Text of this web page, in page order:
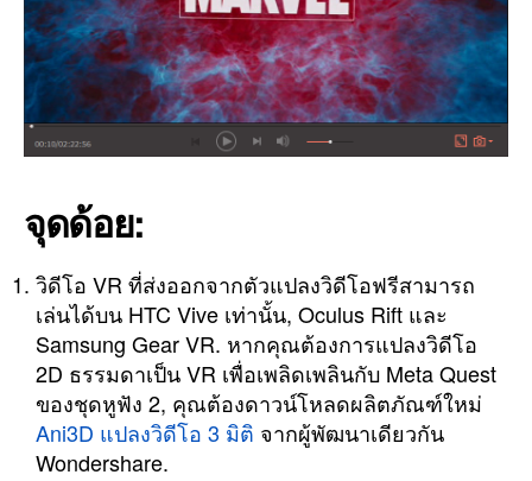
จุดด้อย:
วิดีโอ VR ที่ส่งออกจากตัวแปลงวิดีโอฟรีสามารถ
เล่นได้บน HTC Vive เท่านั้น, Oculus Rift และ
Samsung Gear VR. หากคุณต้องการแปลงวิดีโอ
2D ธรรมดาเป็น VR เพื่อเพลิดเพลินกับ Meta Quest
ของชุดหูฟัง 2, คุณต้องดาวน์โหลดผลิตภัณฑ์ใหม่
Ani3D แปลงวิดีโอ 3 มิติ จากผู้พัฒนาเดียวกัน
Wondershare.